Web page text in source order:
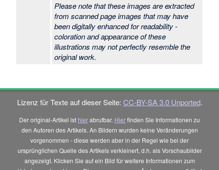
Please note that these images are extracted
from scanned page images that may have
been digitally enhanced for readability -
coloration and appearance of these
illustrations may not perfectly resemble the
original work.
Lizenz für Texte auf dieser Seite: CC-BY-SA 3.0 Unported.
Der original-Artikel ist hierabrufbar. Hierfinden Sie Informationen zu
den Autoren des Artikels. An Bildern wurden keine Veränderungen
vorgenommen - diese werden aber in der Regel wie bei der
ursprünglichen Quelle des Artikels verkleinert, d.h. als Vorschaubilder
angezeigt. Klicken Sie auf ein Bild für weitere Informationen zum